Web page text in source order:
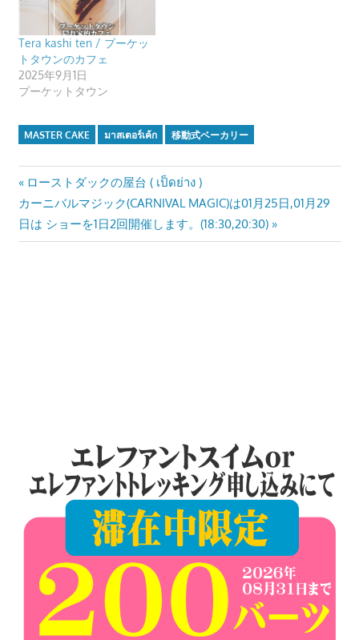
Tera kashi ten / プーケッ
トタウンのカフェ
2025年9月1日
プーケットタウン
MASTER CAKE มาสเตอร์เค้ก 移動式ベーカリー
投
稿
ナ
Previous
Post:
ローストダックの屋台 ( เป็ดย่าง )
Next
Post:
カーニバルマジック(CARNIVAL MAGIC)は01月25日,01月29
日は ショーを1日2回開催します。(18:30,20:30)